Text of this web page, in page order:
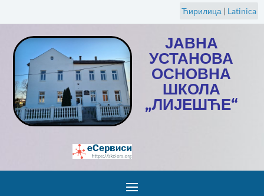
Ћирилица | Latinica
ЈАВНА
УСТАНОВА
ОСНОВНА
ШКОЛА
„ЛИЈЕШЋЕ“